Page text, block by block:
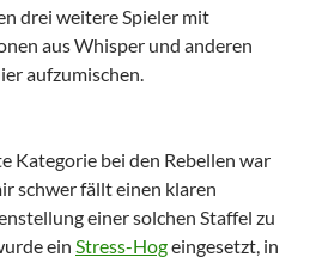
drei weitere Spieler mit
aus Whisper und anderen
aufzumischen.
Kategorie bei den Rebellen war
schwer fällt einen klaren
einer solchen Staffel zu
ein Stress-Hogeingesetzt, in